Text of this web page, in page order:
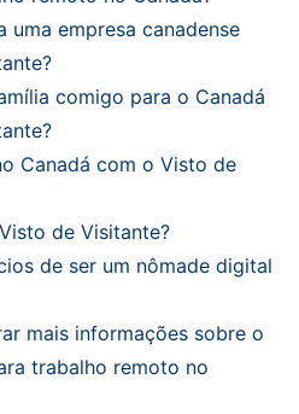
uma empresa canadense
comigo para o Canadá
Canadá com o Visto de
de Visitante?
de ser um nômade digital
mais informações sobre o
trabalho remoto no